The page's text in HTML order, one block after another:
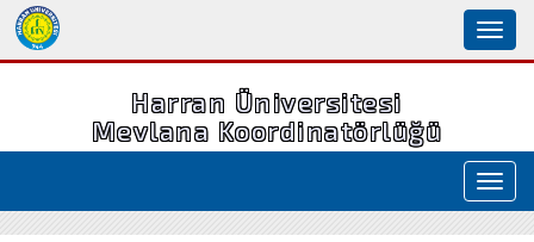
Harran Üniversitesi
Mevlana Koordinatörlüğü